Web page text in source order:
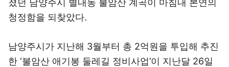
졌던 남양주시 별내동 불암산 계곡이 마침내 본연의
청정함을 되찾았다.
남양주시가 지난해 3월부터 총 2억원을 투입해 추진
한 ‘불암산 애기봉 둘레길 정비사업’이 지난달 26일